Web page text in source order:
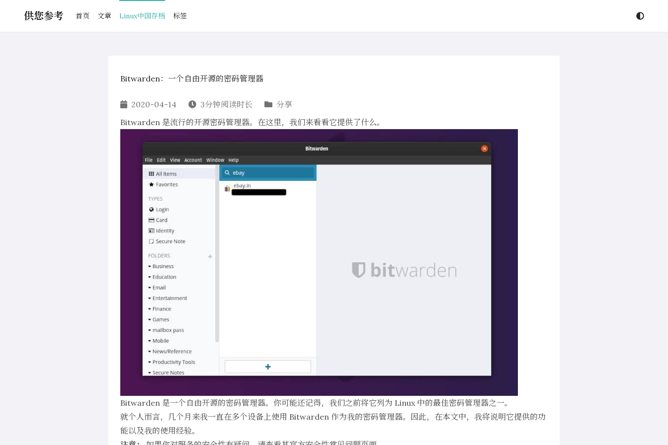
供您参考 首页 文章 Linux中国存档 标签
Bitwarden：一个自由开源的密码管理器
2020-04-14 3分钟阅读时长
分享
Bitwarden 是流行的开源密码管理器。在这里，我们来看看它提供了什么。
Bitwarden 是一个自由开源的密码管理器。你可能还记得，我们之前将它列为 Linux 中的最佳密码管理器之一。
就个人而言，几个月来我一直在多个设备上使用 Bitwarden 作为我的密码管理器。因此，在本文中，我将说明它提供的功
能以及我的使用经验。